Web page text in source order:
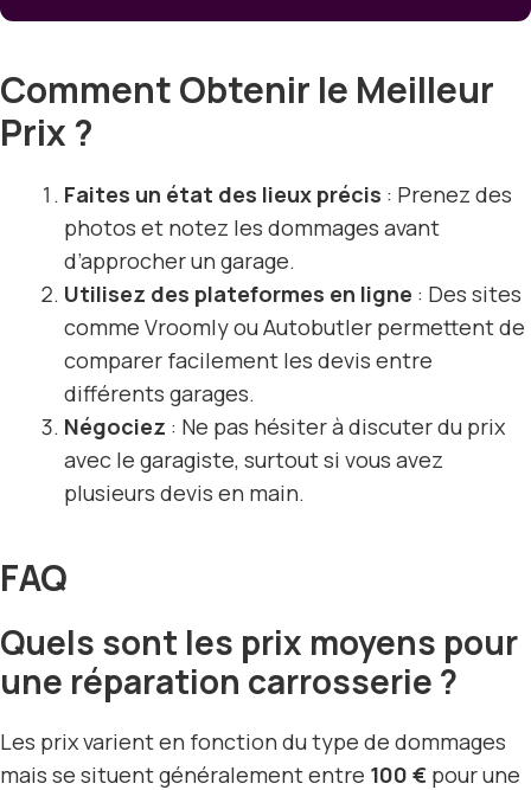
Comment Obtenir le Meilleur
Prix ?
Faites un état des lieux précis : Prenez des
photos et notez les dommages avant
d’approcher un garage.
Utilisez des plateformes en ligne : Des sites
comme Vroomly ou Autobutler permettent de
comparer facilement les devis entre
différents garages.
Négociez : Ne pas hésiter à discuter du prix
avec le garagiste, surtout si vous avez
plusieurs devis en main.
FAQ
Quels sont les prix moyens pour
une réparation carrosserie ?
Les prix varient en fonction du type de dommages
mais se situent généralement entre 100 € pour une